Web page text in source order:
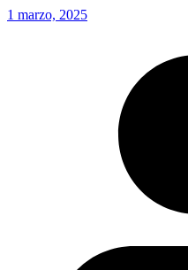
1 marzo, 2025